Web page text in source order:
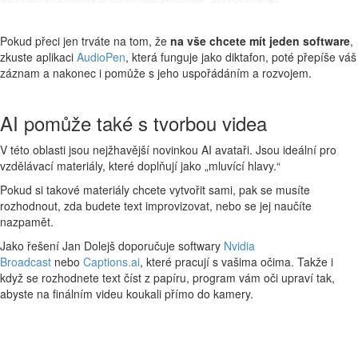
Pokud přeci jen trváte na tom, že na vše chcete mít jeden software,
zkuste aplikaci AudioPen, která funguje jako diktafon, poté přepíše váš
záznam a nakonec i pomůže s jeho uspořádáním a rozvojem.
AI pomůže také s tvorbou videa
V této oblasti jsou nejžhavější novinkou AI avataři. Jsou ideální pro
vzdělávací materiály, které doplňují jako „mluvící hlavy.“
Pokud si takové materiály chcete vytvořit sami, pak se musíte
rozhodnout, zda budete text improvizovat, nebo se jej naučíte
nazpamět.
Jako řešení Jan Dolejš doporučuje softwary Nvidia
Broadcast nebo Captions.ai, které pracují s vašima očima. Takže i
když se rozhodnete text číst z papíru, program vám oči upraví tak,
abyste na finálním videu koukali přímo do kamery.